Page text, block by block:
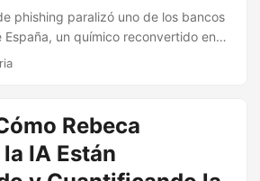
phishing paralizó uno de los bancos
España, un químico reconvertido en
identificó el fallo que la industria
las redes militares más
Rebeca
IA Están